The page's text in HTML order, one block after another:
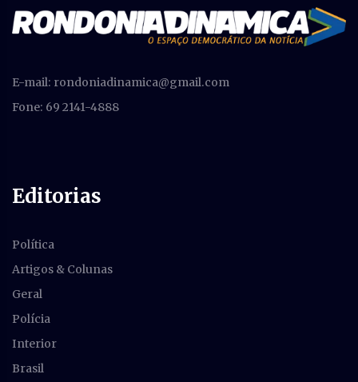
E-mail: rondoniadinamica@gmail.com
Fone: 69 2141-4888
Editorias
Política
Artigos & Colunas
Geral
Polícia
Interior
Brasil